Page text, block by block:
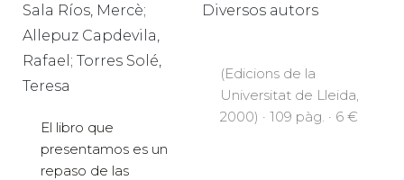
Sala Ríos, Mercè;
Allepuz Capdevila,
Rafael; Torres Solé,
Teresa
El libro que
presentamos es un
repaso de las
Diversos autors
(Edicions de la
Universitat de Lleida,
2000) · 109 pàg. · 6 €